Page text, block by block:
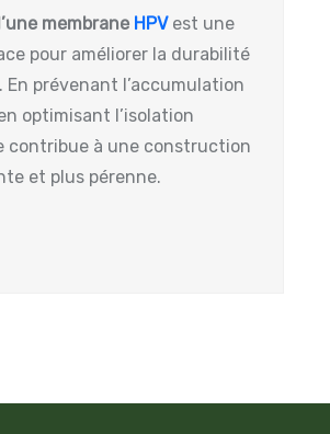
membrane HPVest une
pour améliorer la durabilité
En prévenant l’accumulation
optimisant l’isolation
contribue à une construction
et plus pérenne.